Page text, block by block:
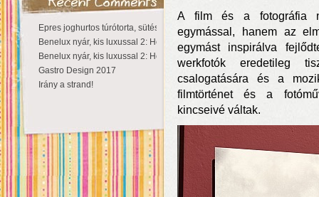
Epres joghurtos túrótorta, sütés nélkül
Benelux nyár, kis luxussal 2: Hollandia
Benelux nyár, kis luxussal 2: Hollandia
Gastro Design 2017
Irány a strand!
A film és a fotográfia
egymással, hanem az
egymást inspirálva
werkfotók eredetileg
csalogatására és a
filmtörténet és a
kincseivé váltak.